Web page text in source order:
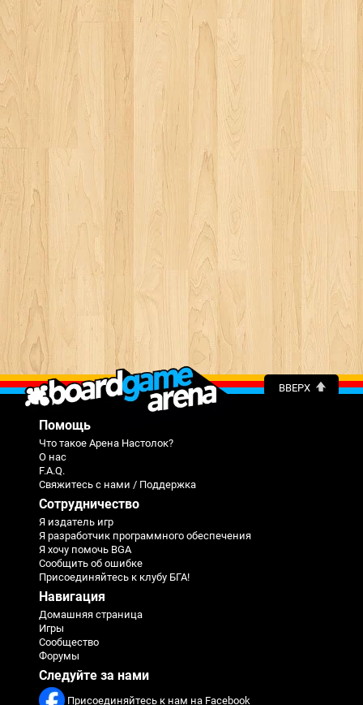
ВВЕРХ
Помощь
Что такое Арена Настолок?
О нас
F.A.Q.
Свяжитесь с нами / Поддержка
Сотрудничество
Я издатель игр
Я разработчик программного обеспечения
Я хочу помочь BGA
Сообщить об ошибке
Присоединяйтесь к клубу БГА!
Навигация
Домашняя страница
Игры
Сообщество
Форумы
Следуйте за нами
Присоединяйтесь к нам на Facebook